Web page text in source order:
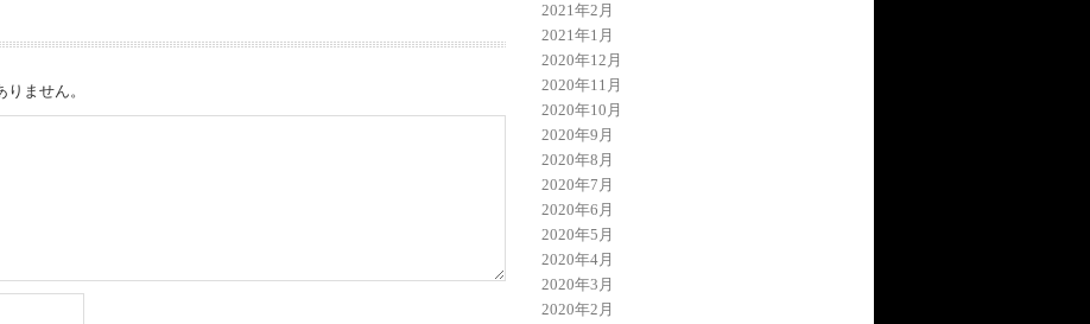
ません。
2021年2月
2021年1月
2020年12月
2020年11月
2020年10月
2020年9月
2020年8月
2020年7月
2020年6月
2020年5月
2020年4月
2020年3月
2020年2月